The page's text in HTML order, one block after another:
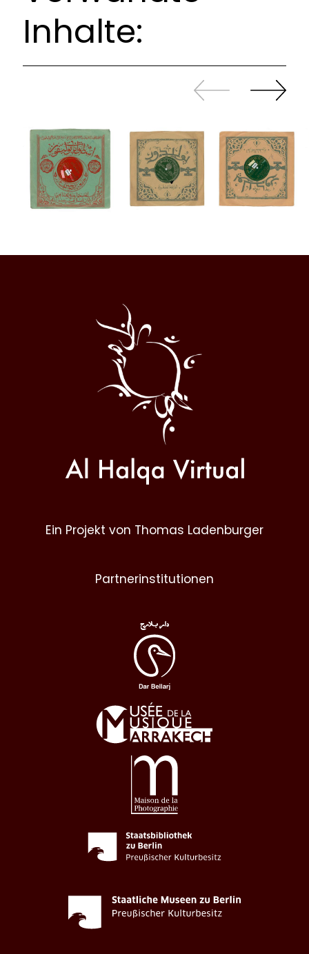
Inhalte:
Zurück
sliden
Weiter
sliden
Halqa
Ein Projekt von Thomas Ladenburger
Partnerinstitutionen